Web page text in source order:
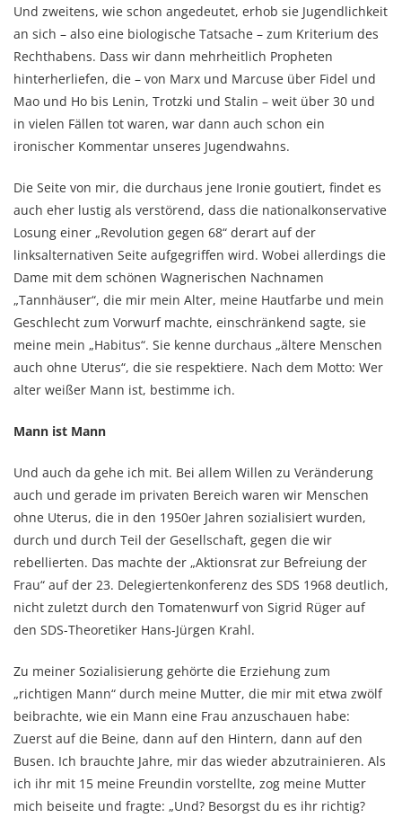
Und zweitens, wie schon angedeutet, erhob sie Jugendlichkeit
an sich – also eine biologische Tatsache – zum Kriterium des
Rechthabens. Dass wir dann mehrheitlich Propheten
hinterherliefen, die – von Marx und Marcuse über Fidel und
Mao und Ho bis Lenin, Trotzki und Stalin – weit über 30 und
in vielen Fällen tot waren, war dann auch schon ein
ironischer Kommentar unseres Jugendwahns.
Die Seite von mir, die durchaus jene Ironie goutiert, findet es
auch eher lustig als verstörend, dass die nationalkonservative
Losung einer „Revolution gegen 68“ derart auf der
linksalternativen Seite aufgegriffen wird. Wobei allerdings die
Dame mit dem schönen Wagnerischen Nachnamen
„Tannhäuser“, die mir mein Alter, meine Hautfarbe und mein
Geschlecht zum Vorwurf machte, einschränkend sagte, sie
meine mein „Habitus“. Sie kenne durchaus „ältere Menschen
auch ohne Uterus“, die sie respektiere. Nach dem Motto: Wer
alter weißer Mann ist, bestimme ich.
Mann ist Mann
Und auch da gehe ich mit. Bei allem Willen zu Veränderung
auch und gerade im privaten Bereich waren wir Menschen
ohne Uterus, die in den 1950er Jahren sozialisiert wurden,
durch und durch Teil der Gesellschaft, gegen die wir
rebellierten. Das machte der „Aktionsrat zur Befreiung der
Frau“ auf der 23. Delegiertenkonferenz des SDS 1968 deutlich,
nicht zuletzt durch den Tomatenwurf von Sigrid Rüger auf
den SDS-Theoretiker Hans-Jürgen Krahl.
Zu meiner Sozialisierung gehörte die Erziehung zum
„richtigen Mann“ durch meine Mutter, die mir mit etwa zwölf
beibrachte, wie ein Mann eine Frau anzuschauen habe:
Zuerst auf die Beine, dann auf den Hintern, dann auf den
Busen. Ich brauchte Jahre, mir das wieder abzutrainieren. Als
ich ihr mit 15 meine Freundin vorstellte, zog meine Mutter
mich beiseite und fragte: „Und? Besorgst du es ihr richtig?